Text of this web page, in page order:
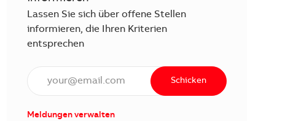
Lassen Sie sich über offene Stellen
informieren, die Ihren Kriterien
entsprechen
E-Mail Adresse eingeben (erforderlich)
Schicken
Meldungen verwalten